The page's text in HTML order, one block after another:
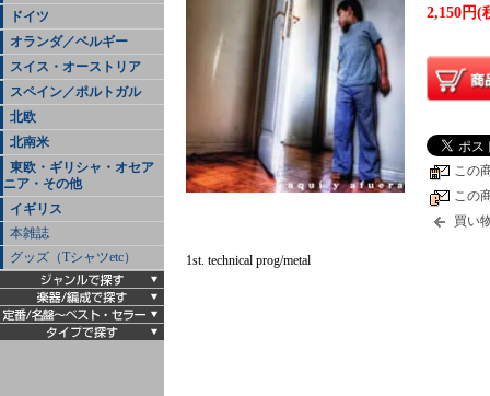
ドイツ
オランダ／ベルギー
スイス・オーストリア
スペイン／ポルトガル
北欧
北南米
東欧・ギリシャ・オセア
ニア・その他
イギリス
本雑誌
グッズ（Tシャツetc）
2,150円(
この
この
買い
1st. technical prog/metal